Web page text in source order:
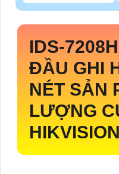
IDS-
ĐẦU GHI
NÉT SẢN
LƯỢNG
HIKVISION